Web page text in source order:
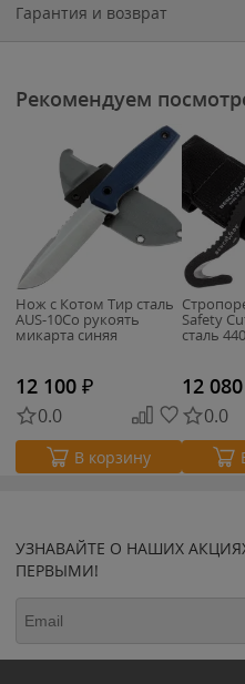
Гарантия и возврат
Рекомендуем
Нож с Котом Тир сталь
AUS-10Co рукоять
микарта синяя
12 100 ₽
0.0
В корзину
Safety
сталь
12 080
0.0
УЗНАВАЙТЕ О НАШИХ
ПЕРВЫМИ!